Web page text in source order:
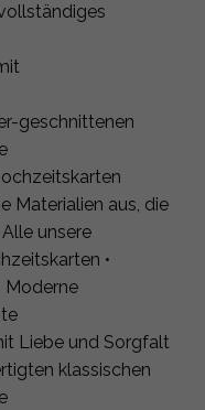
geschnittenen
Materialien aus, die
unsere
•
Moderne
Liebe und Sorgfalt
klassischen